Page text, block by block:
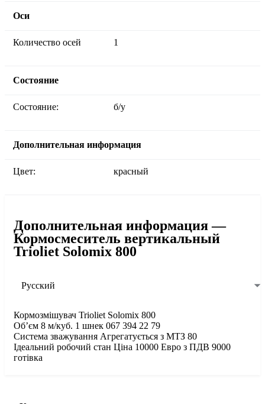
Оси
Количество осей 1
Состояние
Состояние: б/у
Дополнительная информация
Цвет: красный
Дополнительная информация —
Кормосмеситель вертикальный
Trioliet Solomix 800
Русский
Кормозмішувач Trioliet Solomix 800
Об’єм 8 м/куб. 1 шнек 067 394 22 79
Система зважування Агрегатується з МТЗ 80
Ідеальний робочий стан Ціна 10000 Евро з ПДВ 9000
готівка